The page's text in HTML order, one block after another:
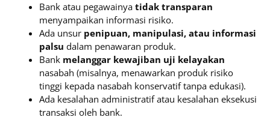
Bank atau pegawainya tidak transparan
menyampaikan informasi risiko.
Ada unsur penipuan, manipulasi, atau informasi
palsu dalam penawaran produk.
Bank melanggar kewajiban uji kelayakan
nasabah (misalnya, menawarkan produk risiko
tinggi kepada nasabah konservatif tanpa edukasi).
Ada kesalahan administratif atau kesalahan eksekusi
transaksi oleh bank.